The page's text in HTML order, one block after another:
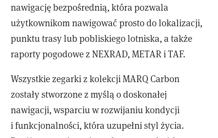
nawigację bezpośrednią, która pozwala
użytkownikom nawigować prosto do lokalizacji,
punktu trasy lub pobliskiego lotniska, a także
raporty pogodowe z NEXRAD, METAR i TAF.
Wszystkie zegarki z kolekcji MARQ Carbon
zostały stworzone z myślą o doskonałej
nawigacji, wsparciu w rozwijaniu kondycji
i funkcjonalności, która uzupełni styl życia.